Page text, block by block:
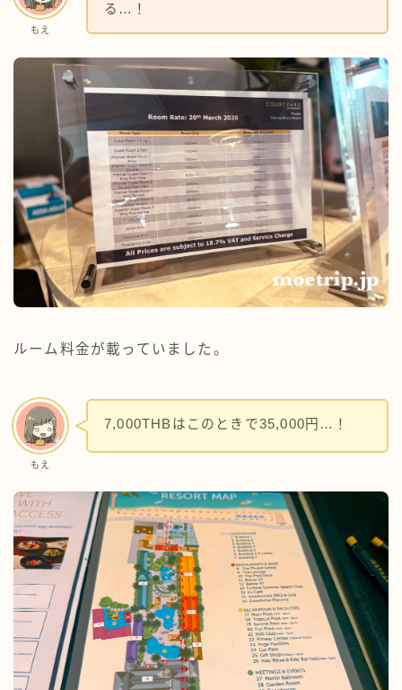
もえ
る…！
ルーム料金が載っていました。
もえ
7,000THBはこのときで35,000円…！